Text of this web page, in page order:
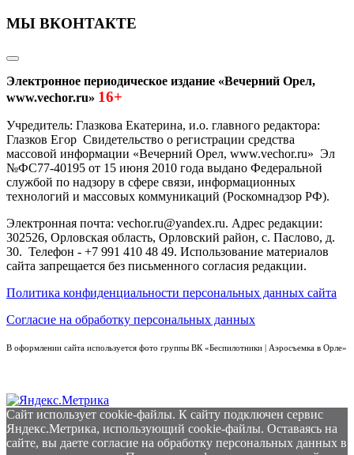
МЫ ВКОНТАКТЕ
Электронное периодическое издание «Вечерний Орел,
www.vechor.ru» 16+
Учредитель: Глазкова Екатерина, и.о. главного редактора:
Глазков Егор Свидетельство о регистрации средства
массовой информации «Вечерний Орел, www.vechor.ru» Эл
№ФС77-40195 от 15 июня 2010 года выдано Федеральной
службой по надзору в сфере связи, информационных
технологий и массовых коммуникаций (Роскомнадзор РФ).
Электронная почта: vechor.ru@yandex.ru. Адрес редакции:
302526, Орловская область, Орловский район, с. Паслово, д.
30. Телефон - +7 991 410 48 49. Использование материалов
сайта запрещается без письменного согласия редакции.
Политика конфиденциальности персональных данных сайта
Согласие на обработку персональных данных
В оформлении сайта используется фото группы ВК «Беспилотники | Аэросъемка в Орле»
Сайт использует cookie-файлы. К cайту подключен сервис
Яндекс.Метрика, использующий cookie-файлы. Оставаясь на
сайте, вы даете согласие на обработку персональных данных в